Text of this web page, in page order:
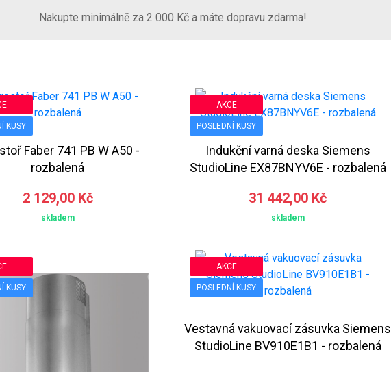
Nakupte minimálně za 2 000 Kč a máte dopravu zdarma!
KUSY
Faber 741 PB W A50 -
rozbalená
2 129,00 Kč
skladem
AKCE
POSLEDNÍ KUSY
Indukční varná deska Siemens
StudioLine EX87BNYV6E - rozbalená
31 442,00 Kč
skladem
KUSY
AKCE
POSLEDNÍ KUSY
Vestavná vakuovací zásuvka Siemens
StudioLine BV910E1B1 - rozbalená